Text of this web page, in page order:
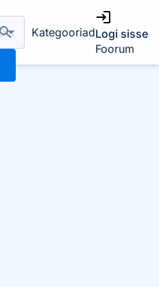
KategooriadLogi sisse
Foorum